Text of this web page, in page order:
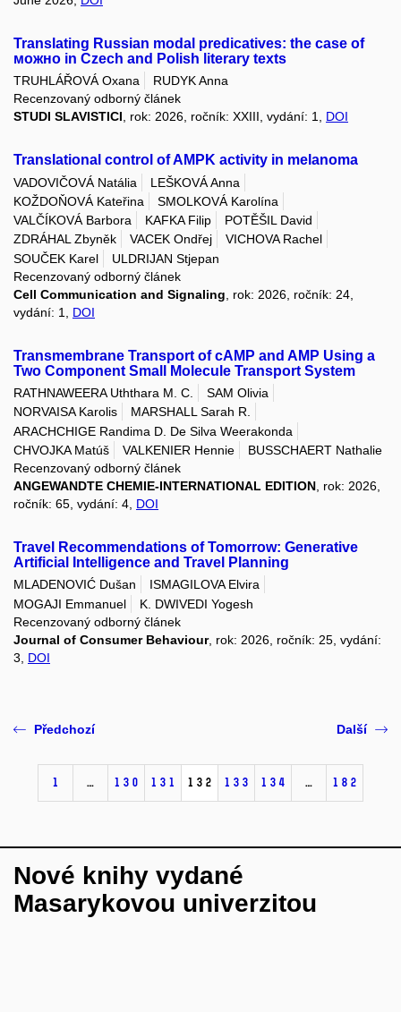
Translating Russian modal predicatives: the case of
можно in Czech and Polish literary texts
TRUHLÁŘOVÁ Oxana
RUDYK Anna
Recenzovaný odborný článek
STUDI SLAVISTICI, rok: 2026, ročník: XXIII, vydání: 1, DOI
Translational control of AMPK activity in melanoma
VADOVIČOVÁ Natália
LEŠKOVÁ Anna
KOŽDOŇOVÁ Kateřina
SMOLKOVÁ Karolína
VALČÍKOVÁ Barbora
KAFKA Filip
POTĚŠIL David
ZDRÁHAL Zbyněk
VACEK Ondřej
VICHOVA Rachel
SOUČEK Karel
ULDRIJAN Stjepan
Recenzovaný odborný článek
Cell Communication and Signaling , rok: 2026, ročník: 24,
vydání: 1, DOI
Transmembrane Transport of cAMP and AMP Using a
Two Component Small Molecule Transport System
RATHNAWEERA Uththara M. C.
SAM Olivia
NORVAISA Karolis
MARSHALL Sarah R.
ARACHCHIGE Randima D. De Silva Weerakonda
CHVOJKA Matúš
VALKENIER Hennie
BUSSCHAERT Nathalie
Recenzovaný odborný článek
ANGEWANDTE CHEMIE-INTERNATIONAL EDITION , rok: 2026,
ročník: 65, vydání: 4, DOI
Travel Recommendations of Tomorrow: Generative
Artificial Intelligence and Travel Planning
MLADENOVIĆ Dušan
ISMAGILOVA Elvira
MOGAJI Emmanuel
K. DWIVEDI Yogesh
Recenzovaný odborný článek
Journal of Consumer Behaviour, rok: 2026, ročník: 25, vydání:
3, DOI
Předchozí
1 … 130 131 132 133 134 … 182
Další
Nové knihy vydané
Masarykovou univerzitou